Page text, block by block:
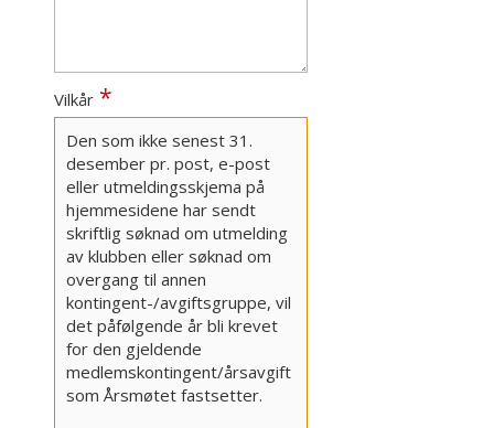
Vilkår
Den som ikke senest 31.
desember pr. post, e-post
eller utmeldingsskjema på
hjemmesidene har sendt
skriftlig søknad om utmelding
av klubben eller søknad om
overgang til annen
kontingent-/avgiftsgruppe, vil
det påfølgende år bli krevet
for den gjeldende
medlemskontingent/årsavgift
som Årsmøtet fastsetter.